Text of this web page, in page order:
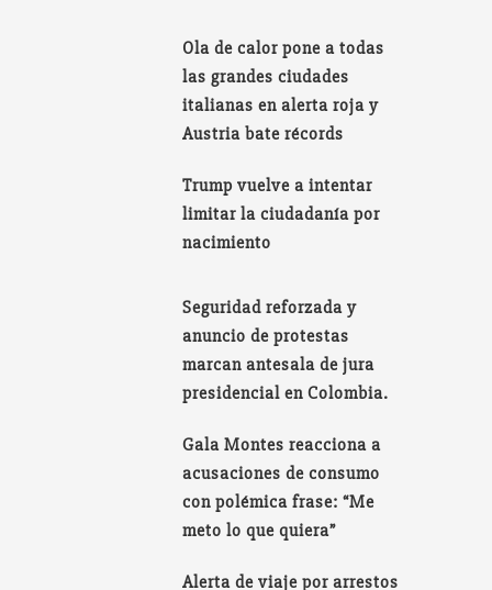
Ola de calor pone a todas
las grandes ciudades
italianas en alerta roja y
Austria bate récords
Trump vuelve a intentar
limitar la ciudadanía por
nacimiento
Seguridad reforzada y
anuncio de protestas
marcan antesala de jura
presidencial en Colombia.
Gala Montes reacciona a
acusaciones de consumo
con polémica frase: “Me
meto lo que quiera”
Alerta de viaje por arrestos